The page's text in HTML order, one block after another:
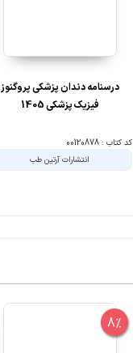
درسنامه دندان پزشکی پروگنوز
فیزیک پزشکی 1405
کد کتاب : 00120878
انتشارات آرتین طب
8%